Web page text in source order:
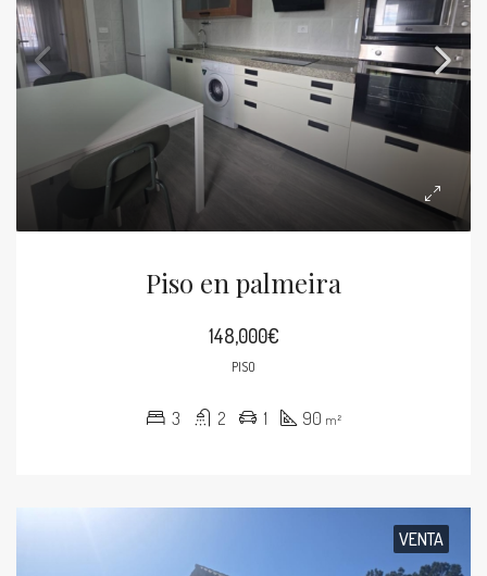
Piso en palmeira
148,000€
PISO
3 2 1 90 m²
VENTA